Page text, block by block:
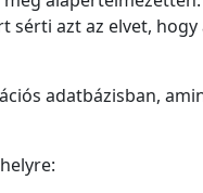
azt az elvet,
adatbázisban,